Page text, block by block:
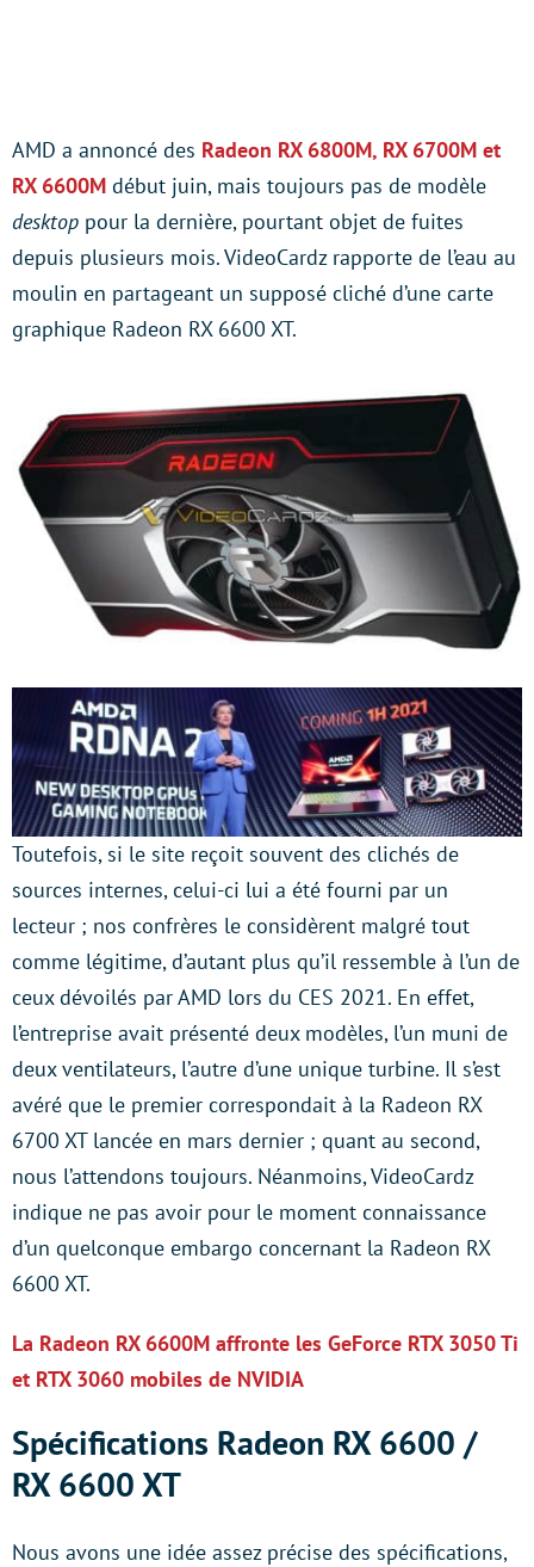
AMD a annoncé des Radeon RX 6800M, RX 6700M et
RX 6600M début juin, mais toujours pas de modèle
desktop pour la dernière, pourtant objet de fuites
depuis plusieurs mois. VideoCardz rapporte de l’eau au
moulin en partageant un supposé cliché d’une carte
graphique Radeon RX 6600 XT.
Toutefois, si le site reçoit souvent des clichés de
sources internes, celui-ci lui a été fourni par un
lecteur ; nos confrères le considèrent malgré tout
comme légitime, d’autant plus qu’il ressemble à l’un de
ceux dévoilés par AMD lors du CES 2021. En effet,
l’entreprise avait présenté deux modèles, l’un muni de
deux ventilateurs, l’autre d’une unique turbine. Il s’est
avéré que le premier correspondait à la Radeon RX
6700 XT lancée en mars dernier ; quant au second,
nous l’attendons toujours. Néanmoins, VideoCardz
indique ne pas avoir pour le moment connaissance
d’un quelconque embargo concernant la Radeon RX
6600 XT.
La Radeon RX 6600M affronte les GeForce RTX 3050 Ti
et RTX 3060 mobiles de NVIDIA
Spécifications Radeon RX 6600 /
RX 6600 XT
Nous avons une idée assez précise des spécifications,